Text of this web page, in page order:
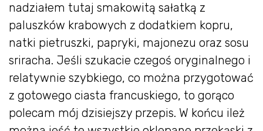
nadziałem tutaj smakowitą sałatką z
paluszków krabowych z dodatkiem kopru,
natki pietruszki, papryki, majonezu oraz sosu
sriracha. Jeśli szukacie czegoś oryginalnego i
relatywnie szybkiego, co można przygotować
z gotowego ciasta francuskiego, to gorąco
polecam mój dzisiejszy przepis. W końcu ileż